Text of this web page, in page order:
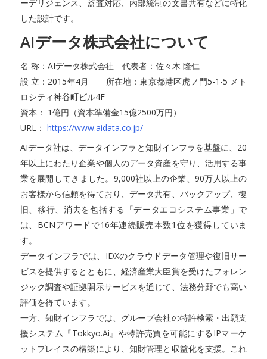
ーデリジェンス、監査対応、内部統制の文書共有などに特化
した設計です。
AIデータ株式会社について
名 称：AIデータ株式会社 代表者：佐々木 隆仁
設 立：2015年4月 所在地：東京都港区虎ノ門5-1-5 メト
ロシティ神谷町ビル4F
資本： 1億円（資本準備金15億2500万円）
URL： https://www.aidata.co.jp/
AIデータ社は、データインフラと知財インフラを基盤に、20
年以上にわたり企業や個人のデータ資産を守り、活用する事
業を展開してきました。9,000社以上の企業、90万人以上の
お客様から信頼を得ており、データ共有、バックアップ、復
旧、移行、消去を包括する「データエコシステム事業」で
は、BCNアワードで16年連続販売本数1位を獲得していま
す。
データインフラでは、IDXのクラウドデータ管理や復旧サー
ビスを提供するとともに、経済産業大臣賞を受けたフォレン
ジック調査や証拠開示サービスを通じて、法務分野でも高い
評価を得ています。
一方、知財インフラでは、グループ会社の特許検索・出願支
援システム『Tokkyo.Ai』や特許売買を可能にするIPマーケ
ットプレイスの構築により、知財管理と収益化を支援。これ